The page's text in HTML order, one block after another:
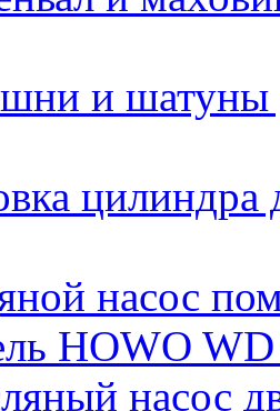
и шатуны
цилиндра
насос
HOWO
насос